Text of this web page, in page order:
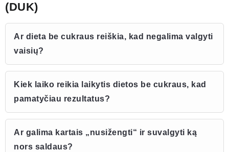
(DUK)
Ar dieta be cukraus reiškia, kad negalima valgyti
vaisių?
Kiek laiko reikia laikytis dietos be cukraus, kad
pamatyčiau rezultatus?
Ar galima kartais „nusižengti“ ir suvalgyti ką
nors saldaus?